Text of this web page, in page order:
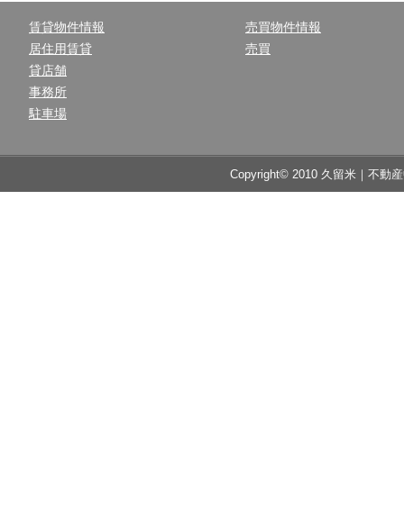
賃貸物件情報
居住用賃貸
貸店舗
事務所
駐車場
売買物件情報
売買
Copyright© 2010 久留米｜不動